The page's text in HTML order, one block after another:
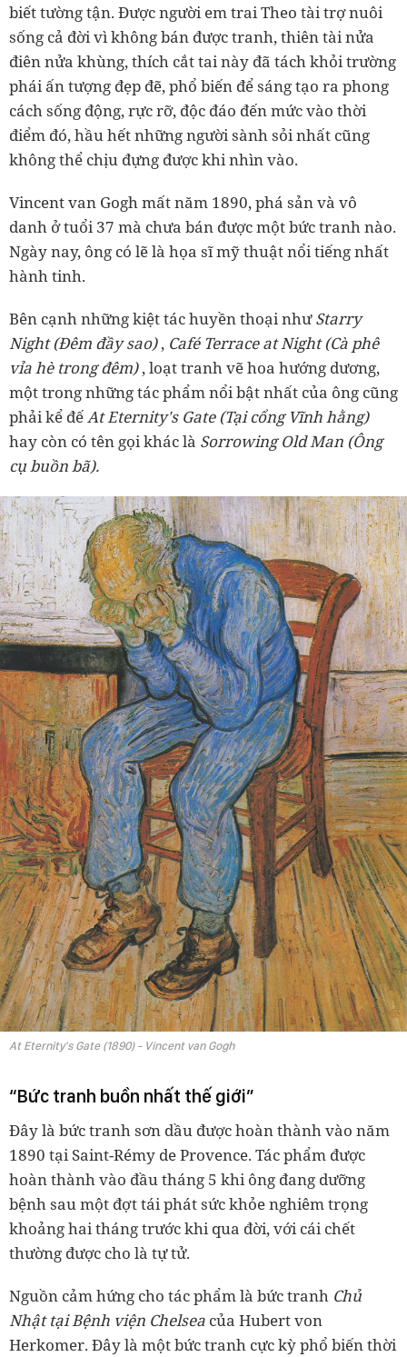
biết tường tận. Được người em trai Theo tài trợ nuôi
sống cả đời vì không bán được tranh, thiên tài nửa
điên nửa khùng, thích cắt tai này đã tách khỏi trường
phái ấn tượng đẹp đẽ, phổ biến để sáng tạo ra phong
cách sống động, rực rỡ, độc đáo đến mức vào thời
điểm đó, hầu hết những người sành sỏi nhất cũng
không thể chịu đựng được khi nhìn vào.
Vincent van Gogh mất năm 1890, phá sản và vô
danh ở tuổi 37 mà chưa bán được một bức tranh nào.
Ngày nay, ông có lẽ là họa sĩ mỹ thuật nổi tiếng nhất
hành tinh.
Bên cạnh những kiệt tác huyền thoại nhưStarry
Night (Đêm đầy sao), Café Terrace at Night (Cà phê
vỉa hè trong đêm), loạt tranh vẽ hoa hướng dương,
một trong những tác phẩm nổi bật nhất của ông cũng
phải kể đếAt Eternity's Gate (Tại cổng Vĩnh hằng)
hay còn có tên gọi khác là Sorrowing Old Man (Ông
cụ buồn bã).
At Eternity's Gate (1890) - Vincent van Gogh
“Bức tranh buồn nhất thế giới”
Đây là bức tranh sơn dầu được hoàn thành vào năm
1890 tại Saint-Rémy de Provence. Tác phẩm được
hoàn thành vào đầu tháng 5 khi ông đang dưỡng
bệnh sau một đợt tái phát sức khỏe nghiêm trọng
khoảng hai tháng trước khi qua đời, với cái chết
thường được cho là tự tử.
Nguồn cảm hứng cho tác phẩm là bức tranh Chủ
Nhật tại Bệnh viện Chelsea của Hubert von
Herkomer. Đây là một bức tranh cực kỳ phổ biến thời